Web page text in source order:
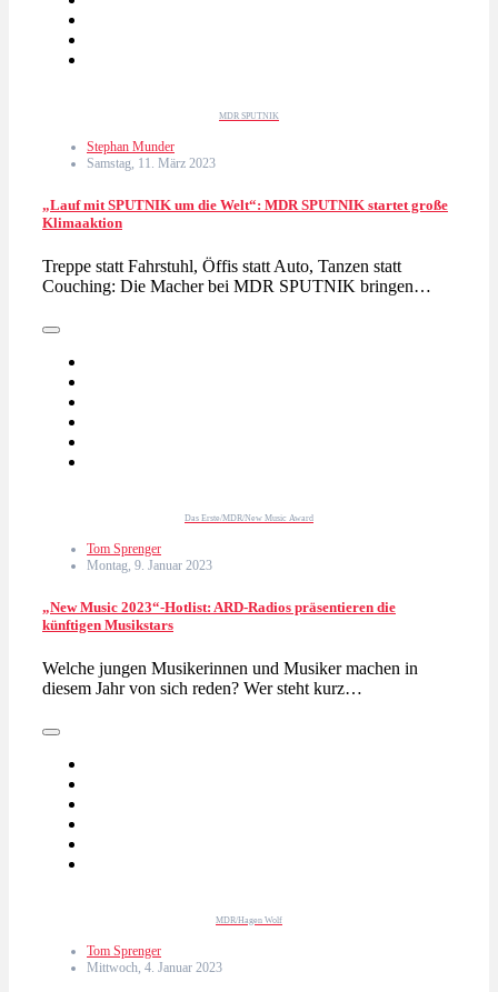
MDR SPUTNIK
Stephan Munder
Samstag, 11. März 2023
„Lauf mit SPUTNIK um die Welt“: MDR SPUTNIK startet große
Klimaaktion
Treppe statt Fahrstuhl, Öffis statt Auto, Tanzen statt
Couching: Die Macher bei MDR SPUTNIK bringen…
Das Erste/MDR/New Music Award
Tom Sprenger
Montag, 9. Januar 2023
„New Music 2023“-Hotlist: ARD-Radios präsentieren die
künftigen Musikstars
Welche jungen Musikerinnen und Musiker machen in
diesem Jahr von sich reden? Wer steht kurz…
MDR/Hagen Wolf
Tom Sprenger
Mittwoch, 4. Januar 2023